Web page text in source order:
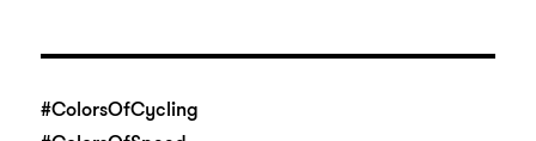
#ColorsOfCycling